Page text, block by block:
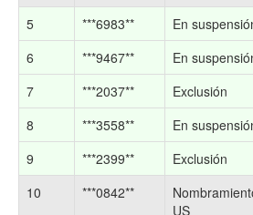
5
***6983**
En
6
***9467**
En
7
***2037**
Exclusión
8
***3558**
En
9
***2399**
Exclusión
10
***0842**
US